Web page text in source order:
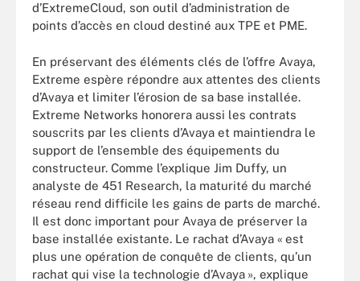
d’ExtremeCloud, son outil d’administration de
points d’accès en cloud destiné aux TPE et PME.
En préservant des éléments clés de l’offre Avaya,
Extreme espère répondre aux attentes des clients
d’Avaya et limiter l’érosion de sa base installée.
Extreme Networks honorera aussi les contrats
souscrits par les clients d’Avaya et maintiendra le
support de l’ensemble des équipements du
constructeur. Comme l’explique Jim Duffy, un
analyste de 451 Research, la maturité du marché
réseau rend difficile les gains de parts de marché.
Il est donc important pour Avaya de préserver la
base installée existante. Le rachat d’Avaya « est
plus une opération de conquête de clients, qu’un
rachat qui vise la technologie d’Avaya », explique